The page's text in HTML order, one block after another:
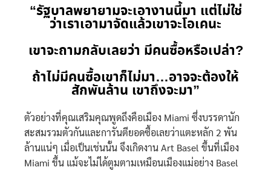
“รัฐบาลพยายามจะเอางานนี้มา แต่ไม่ใช่
ว่าเราเอามาจัดแล้วเขาจะโอเคนะ
เขาจะถามกลับเลยว่า มีคนซื้อหรือเปล่า?
ถ้าไม่มีคนซื้อเขาก็ไม่มา…อาจจะต้องให้
สักพันล้าน เขาถึงจะมา”
ตัวอย่างที่คุณเสริมคุณพูดถึงคือเมือง Miami ซึ่งบรรดานัก
สะสมรวมตัวกันและการันตียอดซื้อเลยว่าแตะหลัก 2 พัน
ล้านแน่ๆ เมื่อเป็นเช่นนั้น จึงเกิดงาน Art Basel ขึ้นที่เมือง
Miami ขึ้น แม้จะไม่ได้ตูมตามเหมือนเมืองแม่อย่าง Basel